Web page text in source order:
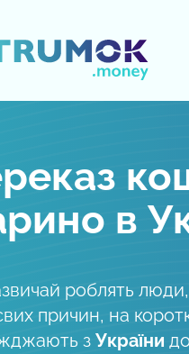
в
роблять
причин, на
з України до